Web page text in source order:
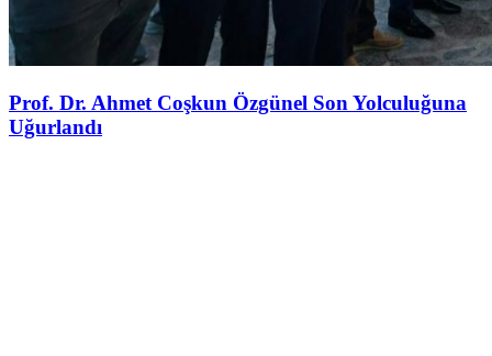
Prof. Dr. Ahmet Coşkun Özgünel Son Yolculuğuna
Uğurlandı